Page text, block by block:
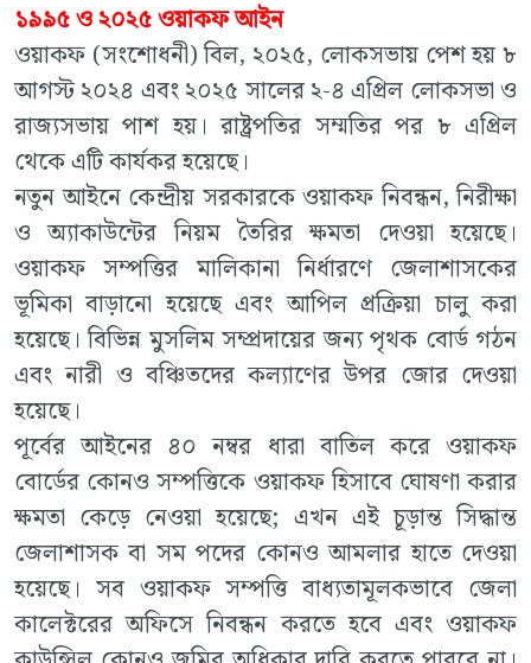
১৯৯৫ ও ২০২৫ ওয়াকফ আইন
ওয়াকফ (সংশোধনী) বিল, ২০২৫, লোকসভায় পেশ হয় ৮
আগস্ট ২০২৪ এবং ২০২৫ সালের ২-৪ এপ্রিল লোকসভা ও
রাজ্যসভায় পাশ হয়। রাষ্ট্রপতির সম্মতির পর ৮ এপ্রিল
থেকে এটি কার্যকর হয়েছে।
নতুন আইনে কেন্দ্রীয় সরকারকে ওয়াকফ নিবন্ধন, নিরীক্ষা
ও অ্যাকাউন্টের নিয়ম তৈরির ক্ষমতা দেওয়া হয়েছে।
ওয়াকফ সম্পত্তির মালিকানা নির্ধারণে জেলাশাসকের
ভূমিকা বাড়ানো হয়েছে এবং আপিল প্রক্রিয়া চালু করা
হয়েছে। বিভিন্ন মুসলিম সম্প্রদায়ের জন্য পৃথক বোর্ড গঠন
এবং নারী ও বঞ্চিতদের কল্যাণের উপর জোর দেওয়া
হয়েছে।
পূর্বের আইনের ৪০ নম্বর ধারা বাতিল করে ওয়াকফ
বোর্ডের কোনও সম্পত্তিকে ওয়াকফ হিসাবে ঘোষণা করার
ক্ষমতা কেড়ে নেওয়া হয়েছে; এখন এই চূড়ান্ত সিদ্ধান্ত
জেলাশাসক বা সম পদের কোনও আমলার হাতে দেওয়া
হয়েছে। সব ওয়াকফ সম্পত্তি বাধ্যতামূলকভাবে জেলা
কালেক্টরের অফিসে নিবন্ধন করতে হবে এবং ওয়াকফ